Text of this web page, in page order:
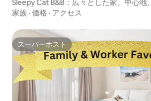
Sleepy Cat B&B：広々とした家、中心地
家族 · 価格 · アクセス
スーパーホスト
スーパーホスト